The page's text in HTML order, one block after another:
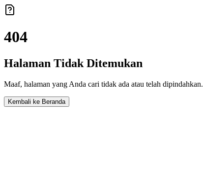
404
Halaman Tidak Ditemukan
Maaf, halaman yang Anda cari tidak ada atau telah dipindahkan.
Kembali ke Beranda